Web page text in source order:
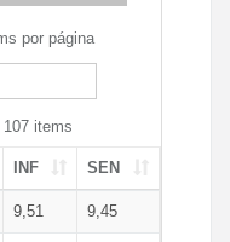
por página
items
INF SEN
9,51 9,45